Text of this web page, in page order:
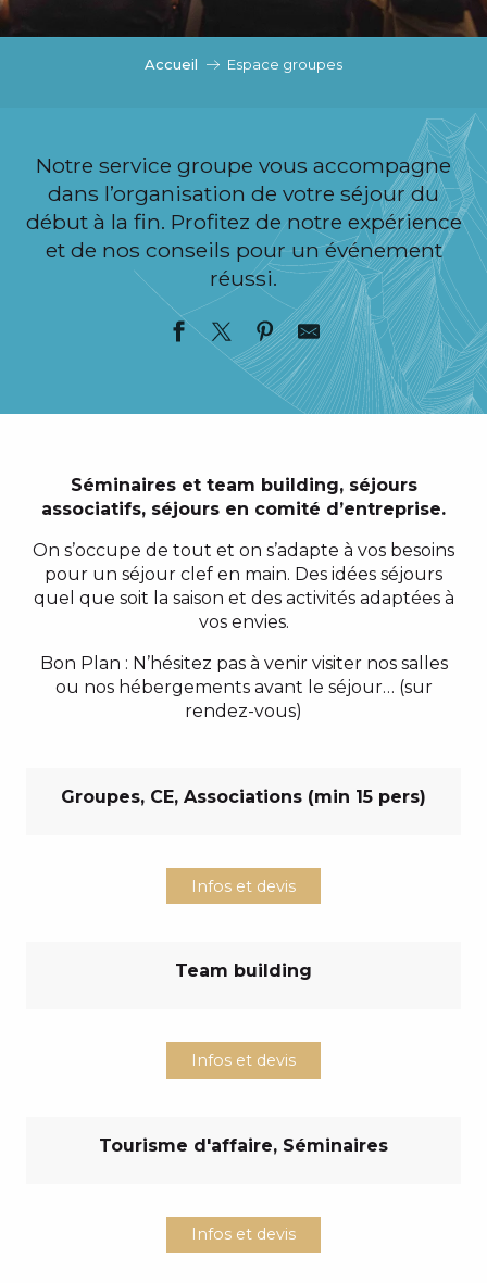
Accueil Espace groupes
Notre service groupe vous accompagne
dans l’organisation de votre séjour du
début à la fin. Profitez de notre expérience
et de nos conseils pour un événement
réussi.
Séminaires et team building, séjours
associatifs, séjours en comité d’entreprise.
On s’occupe de tout et on s’adapte à vos besoins
pour un séjour clef en main. Des idées séjours
quel que soit la saison et des activités adaptées à
vos envies.
Bon Plan : N’hésitez pas à venir visiter nos salles
ou nos hébergements avant le séjour… (sur
rendez-vous)
Groupes, CE, Associations (min 15 pers)
Infos et devis
Team building
Infos et devis
Tourisme d'affaire, Séminaires
Infos et devis